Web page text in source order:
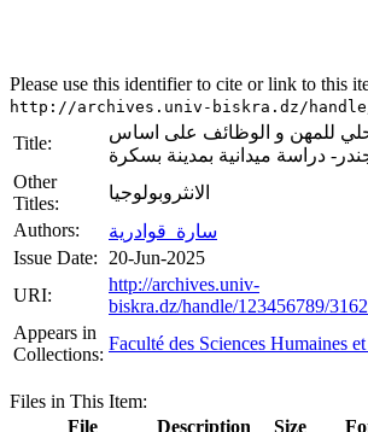
Please use this identifier to cite or link to this
http://archives.univ-biskra.dz/handle/
Title:
للمهن و الوظائف على اساس
دراسة ميدانية بمدينة بسكرة
Other
Titles:
الانثروبولوجيا
Authors:
سارة_قوادرية
Issue Date:
20-Jun-2025
URI:
http://archives.univ-
biskra.dz/handle/123456789/
Appears in
Collections:
Faculté des Sciences Humaines
Files in This Item:
File
Description Size